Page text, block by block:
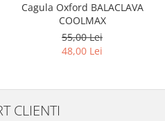
Cagula Oxford BALACLAVA
COOLMAX
55,00 Lei
48,00 Lei
CLIENTI